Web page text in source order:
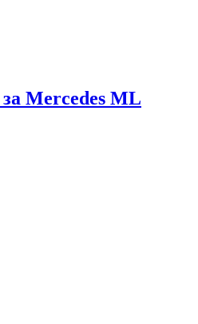
Mercedes ML